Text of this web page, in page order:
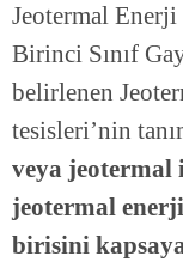
Jeotermal Enerji
Birinci Sınıf
belirlenen
tesisleri’nin
veya jeotermal
jeotermal
birisini